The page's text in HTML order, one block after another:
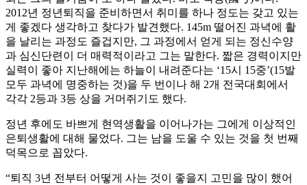
2012년 정년퇴직을 준비하면서 취미를 하나 정도는 갖고 있는
게 좋겠다 생각하고 찾다가 발견했다. 145m 떨어진 과녁에 활
을 날리는 과정도 즐겁지만, 그 과정에서 얻게 되는 정신수양
과 심신단련이 더 매력적이라고 그는 말한다. 짧은 경력이지만
실력이 좋아 지난해에는 하늘이 내려준다는 ‘15시 15중’(15발
모두 과녁에 명중하는 것)을 두 번이나 해 2개 전국대회에서
각각 2등과 3등 상을 거머쥐기도 했다.
정년 후에도 바쁘게 현역생활을 이어나가는 그에게 이상적인
은퇴생활에 대해 물었다. 그는 남을 도울 수 있는 것을 첫 번째
덕목으로 꼽았다.
“퇴직 3년 전부터 어떻게 사는 것이 좋을지 고민을 많이 했어